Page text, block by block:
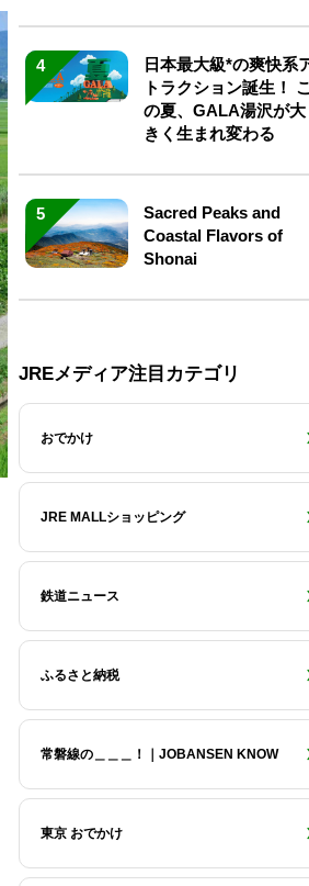
4
日本最大級*の爽快系
トラクション誕生！ こ
の夏、GALA湯沢が大
きく生まれ変わる
5
Sacred Peaks and
Coastal Flavors of
Shonai
JREメディア注目カテゴリ
おでかけ
JRE MALLショッピング
鉄道ニュース
ふるさと納税
常磐線の＿＿＿！｜JOBANSEN KNOW
東京 おでかけ